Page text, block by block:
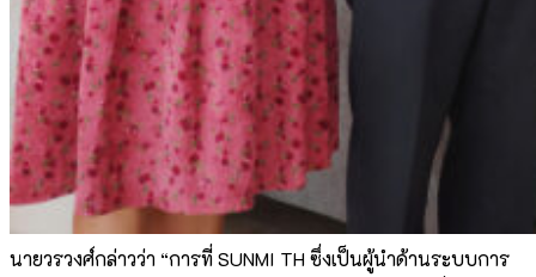
นายวรวงศ์กล่าวว่า “การที่ SUNMI TH ซึ่งเป็นผู้นำด้านระบบการ